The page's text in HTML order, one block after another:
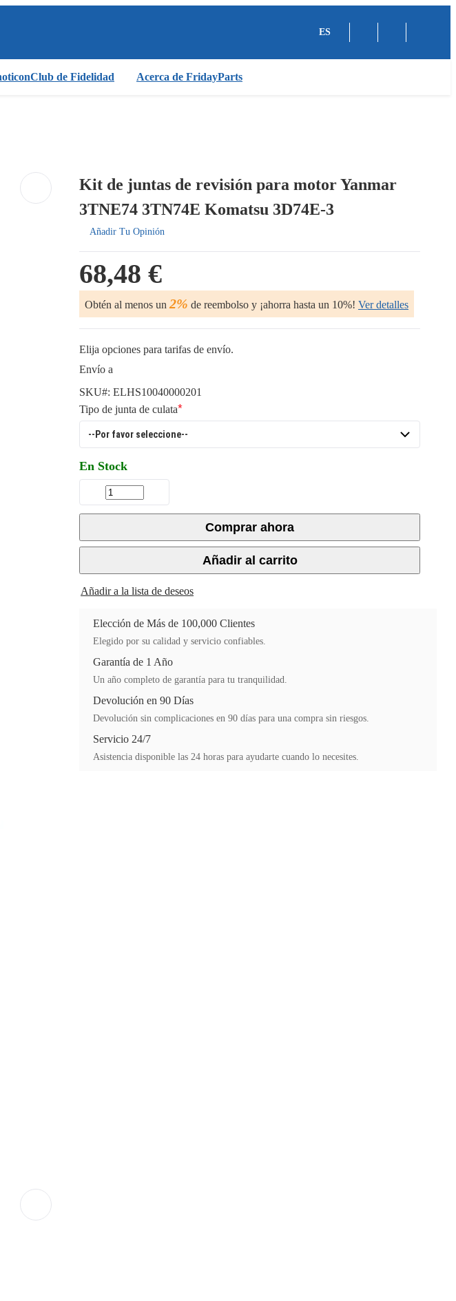
ES
Club de Fidelidad Acerca de FridayParts
Kit de juntas de revisión para motor Yanmar
3TNE74 3TN74E Komatsu 3D74E-3
Añadir Tu Opinión
68,48 €
Obtén al menos un 2% de reembolso y ¡ahorra hasta un 10%! Ver detalles
Elija opciones para tarifas de envío.
Envío a
SKU#: ELHS10040000201
Tipo de junta de culata
En Stock
Comprar ahora
Añadir al carrito
Añadir a la lista de deseos
Elección de Más de 100,000 Clientes
Elegido por su calidad y servicio confiables.
Garantía de 1 Año
Un año completo de garantía para tu tranquilidad.
Devolución en 90 Días
Devolución sin complicaciones en 90 días para una compra sin riesgos.
Servicio 24/7
Asistencia disponible las 24 horas para ayudarte cuando lo necesites.